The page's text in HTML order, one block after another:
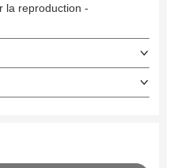
la reproduction -